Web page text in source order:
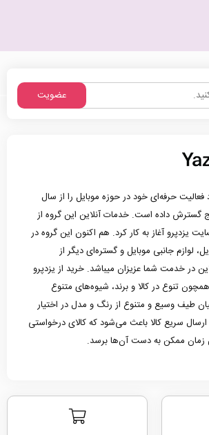
عضویت
فعالیت حرفه‌ای خود در حوزه موبایل را از سال
گسترش داده است. خدمات آنلاین این گروه از
وبسایت یزدپرو آغاز به کار کرد. هم اکنون این گروه در
لوازم جانبی موبایل و گستره‌ای دیگر از
در خدمت شما عزیزان میباشد. خرید از یزدپرو
تنوع در کالا و برند، شیوه‌های متنوع
طیف وسیع و متنوع از رنگ و مدل در اختیار
سریع کالا باعث می‌شود که کالای درخواستی
زمان ممکن به دست آن‌ها برسد.